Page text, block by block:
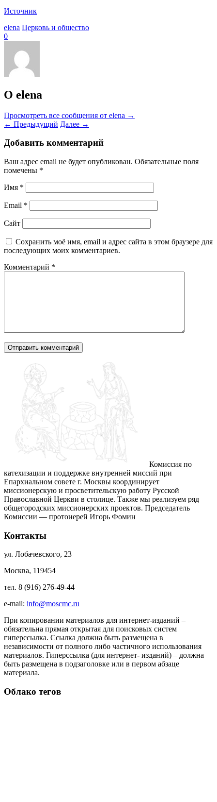
Источник
elena Церковь и общество
0
О elena
Просмотреть все сообщения от elena →
← Предыдущий Далее →
Добавить комментарий
Ваш адрес email не будет опубликован. Обязательные поля
помечены *
Имя *
Email *
Сайт
Сохранить моё имя, email и адрес сайта в этом браузере для
последующих моих комментариев.
Комментарий *
Комиссия по
катехизации и поддержке внутренней миссий при
Епархиальном совете г. Москвы координирует
миссионерскую и просветительскую работу Русской
Православной Церкви в столице. Также мы реализуем ряд
общегородских миссионерских проектов. Председатель
Комиссии — протоиерей Игорь Фомин
Контакты
ул. Лобачевского, 23
Москва, 119454
тел. 8 (916) 276-49-44
e-mail: info@moscmc.ru
При копировании материалов для интернет-изданий –
обязательна прямая открытая для поисковых систем
гиперссылка. Ссылка должна быть размещена в
независимости от полного либо частичного использования
материалов. Гиперссылка (для интернет- изданий) – должна
быть размещена в подзаголовке или в первом абзаце
материала.
Облако тегов